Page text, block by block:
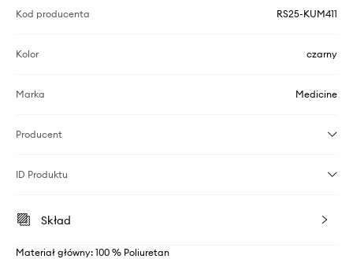
Kod producenta RS25-KUM411
Kolor czarny
Marka Medicine
Producent
ID Produktu
Skład
Materiał główny: 100 % Poliuretan